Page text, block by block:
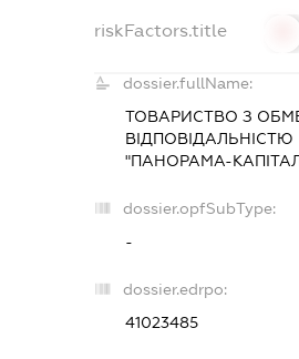
riskFactors.title
dossier.fullName:
ТОВАРИСТВО З
ВІДПОВІДАЛЬНІСТЮ
"ПАНОРАМА-
dossier.opfSubType:
-
dossier.edrpo:
41023485